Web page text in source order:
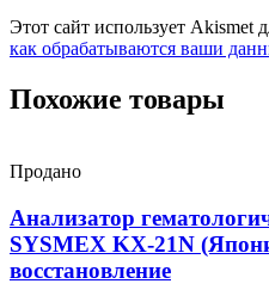
Этот сайт использует Akismet
как обрабатываются ваши
Похожие товары
Продано
Анализатор
SYSMEX KX-21N
восстановление